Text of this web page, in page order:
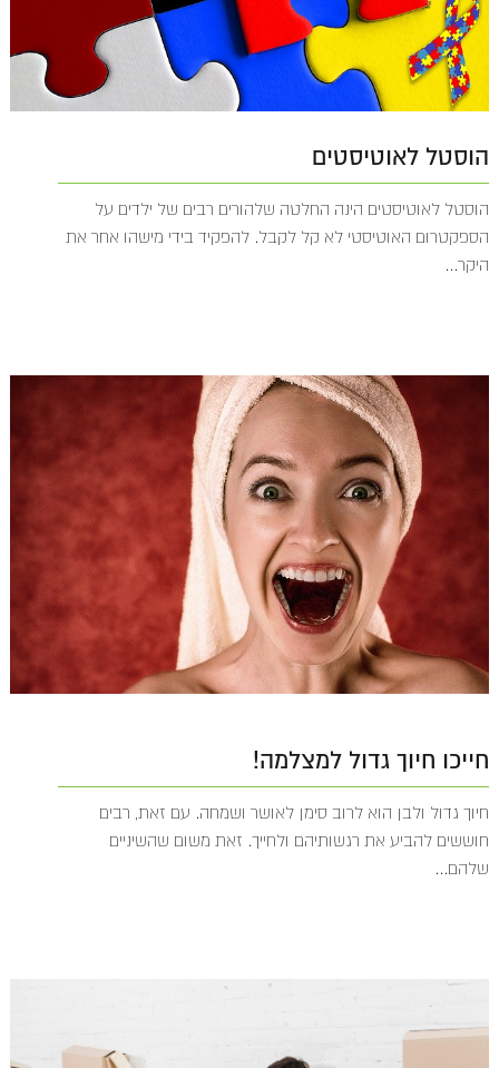
הוסטל לאוטיסטים
הוסטל לאוטיסטים הינה החלטה שלהורים רבים של ילדים על
הספקטרום האוטיסטי לא קל לקבל. להפקיד בידי מישהו אחר את
היקר...
חייכו חיוך גדול למצלמה!
חיוך גדול ולבן הוא לרוב סימן לאושר ושמחה. עם זאת, רבים
חוששים להביע את רגשותיהם ולחייך. זאת משום שהשיניים
שלהם...